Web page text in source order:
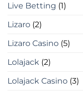
Live Betting (1)
Lizaro (2)
Lizaro Casino (5)
Lolajack (2)
Lolajack Casino (3)